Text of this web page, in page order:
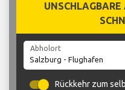
Abholort
Rückkehr zum